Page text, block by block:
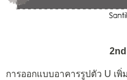
การออกแบบอาคารรูปตัว U เ